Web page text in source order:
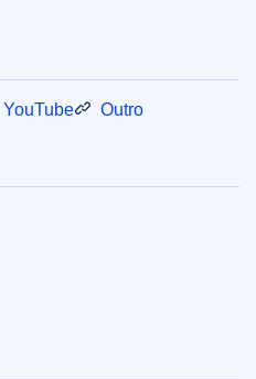
YouTube Outro